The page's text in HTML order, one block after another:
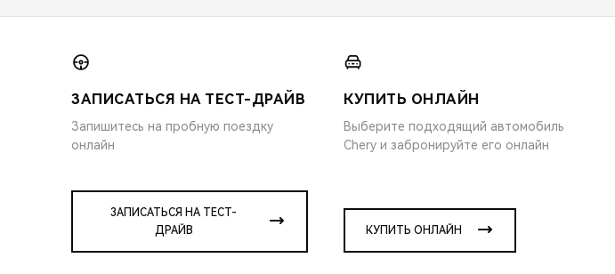
ЗАПИСАТЬСЯ НА ТЕСТ-ДРАЙВ
Запишитесь на пробную поездку
онлайн
ЗАПИСАТЬСЯ НА ТЕСТ-
ДРАЙВ
КУПИТЬ ОНЛАЙН
Выберите подходящий автомобиль
Chery и забронируйте его онлайн
КУПИТЬ ОНЛАЙН